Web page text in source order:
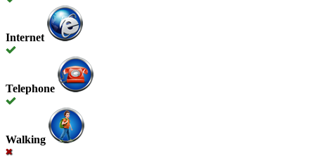
Internet
Telephone
Walking